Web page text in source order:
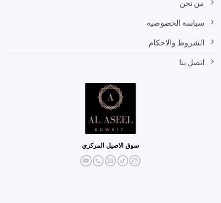
من نحن
سياسة الخصوصية
الشروط والاحكام
اتصل بنا
سوق الاصيل المركزي